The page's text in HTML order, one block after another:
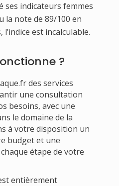
ses indicateurs femmes
la note de 89/100 en
est incalculable.
?
des services
une consultation
besoins, avec une
le domaine de la
à votre disposition un
budget et une
étape de votre
entièrement